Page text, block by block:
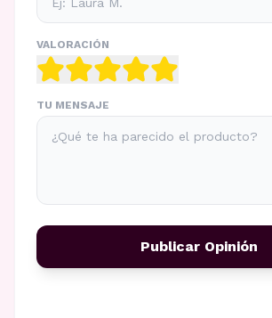
VALORACIÓN
TU MENSAJE
Publicar Opinión